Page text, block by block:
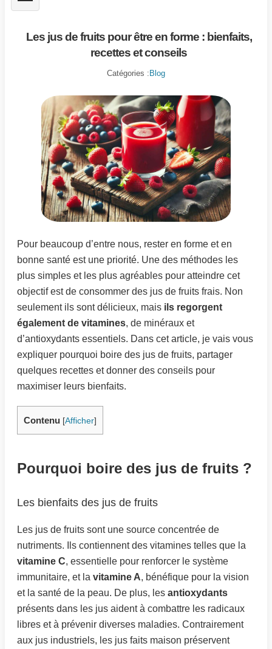
Les jus de fruits pour être en forme : bienfaits,
recettes et conseils
Catégories : Blog
Pour beaucoup d’entre nous, rester en forme et en
bonne santé est une priorité. Une des méthodes les
plus simples et les plus agréables pour atteindre cet
objectif est de consommer des jus de fruits frais. Non
seulement ils sont délicieux, mais ils regorgent
également de vitamines, de minéraux et
d’antioxydants essentiels. Dans cet article, je vais vous
expliquer pourquoi boire des jus de fruits, partager
quelques recettes et donner des conseils pour
maximiser leurs bienfaits.
Contenu [Afficher]
Pourquoi boire des jus de fruits ?
Les bienfaits des jus de fruits
Les jus de fruits sont une source concentrée de
nutriments. Ils contiennent des vitamines telles que la
vitamine C, essentielle pour renforcer le système
immunitaire, et la vitamine A, bénéfique pour la vision
et la santé de la peau. De plus, les antioxydants
présents dans les jus aident à combattre les radicaux
libres et à prévenir diverses maladies. Contrairement
aux jus industriels, les jus faits maison préservent